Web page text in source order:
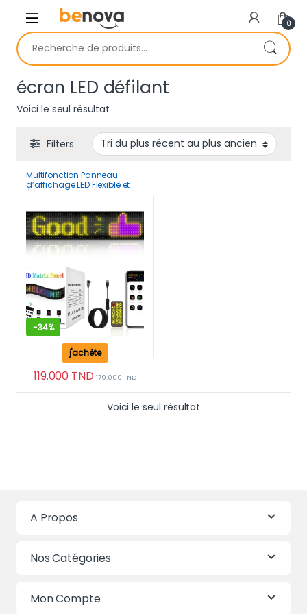
Skip to navigation
Skip to content
0
Recherche pour :
écran LED défilant
Voici le seul résultat
Filters
Multifonction Panneau
d’affichage LED Flexible et
Télécommande
-34%
119.000 TND 179.000TND
j'achète
Voici le seul résultat
A Propos
Nos Catégories
Mon Compte